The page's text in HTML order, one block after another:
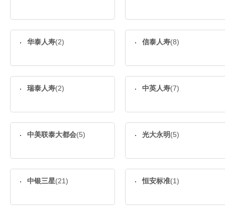
华泰人寿(2) 信泰人寿(8)
瑞泰人寿(2) 中英人寿(7)
中美联泰大都会(5) 光大永明(5)
中银三星(21) 恒安标准(1)